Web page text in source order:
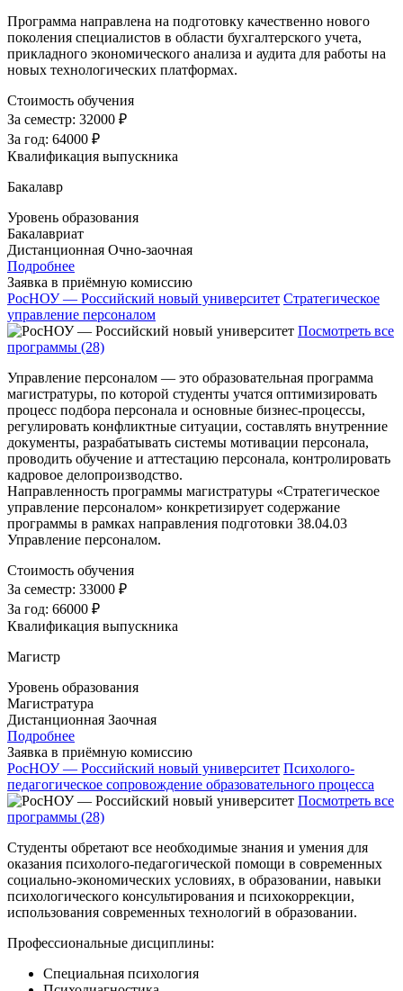
Программа направлена на подготовку качественно нового
поколения специалистов в области бухгалтерского учета,
прикладного экономического анализа и аудита для работы на
новых технологических платформах.
Стоимость обучения
За семестр: 32000 ₽
За год: 64000 ₽
Квалификация выпускника
Бакалавр
Уровень образования
Бакалавриат
Дистанционная Очно-заочная
Подробнее
Заявка в приёмную комиссию
РосНОУ — Российский новый университет Стратегическое
управление персоналом
Посмотреть все
программы (28)
Управление персоналом — это образовательная программа
магистратуры, по которой студенты учатся оптимизировать
процесс подбора персонала и основные бизнес-процессы,
регулировать конфликтные ситуации, составлять внутренние
документы, разрабатывать системы мотивации персонала,
проводить обучение и аттестацию персонала, контролировать
кадровое делопроизводство.
Направленность программы магистратуры «Стратегическое
управление персоналом» конкретизирует содержание
программы в рамках направления подготовки 38.04.03
Управление персоналом.
Стоимость обучения
За семестр: 33000 ₽
За год: 66000 ₽
Квалификация выпускника
Магистр
Уровень образования
Магистратура
Дистанционная Заочная
Подробнее
Заявка в приёмную комиссию
РосНОУ — Российский новый университет Психолого-
педагогическое сопровождение образовательного процесса
Посмотреть все
программы (28)
Студенты обретают все необходимые знания и умения для
оказания психолого-педагогической помощи в современных
социально-экономических условиях, в образовании, навыки
психологического консультирования и психокоррекции,
использования современных технологий в образовании.
Профессиональные дисциплины:
Специальная психология